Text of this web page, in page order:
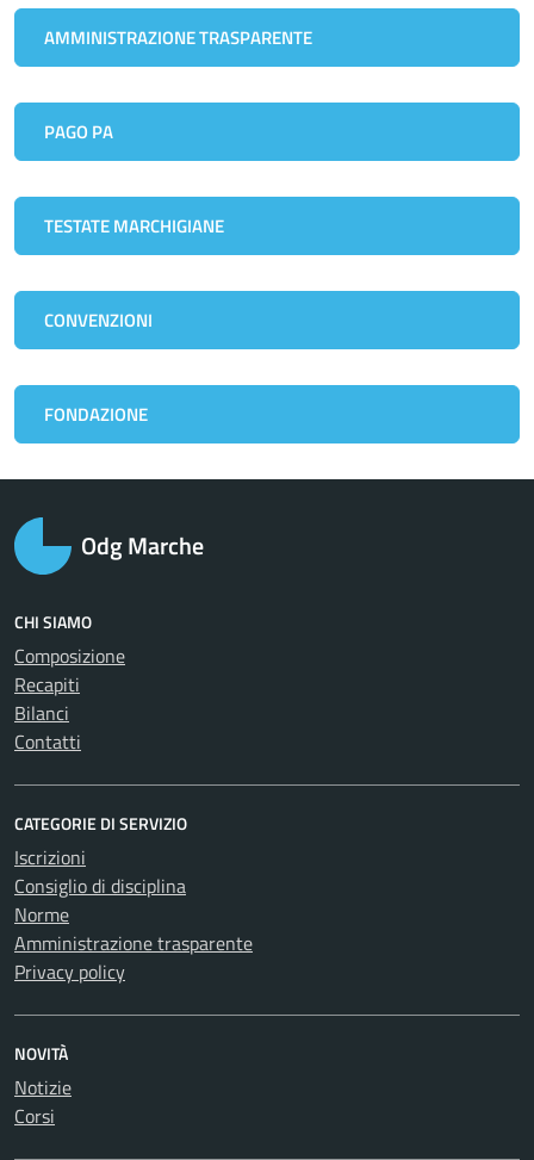
AMMINISTRAZIONE TRASPARENTE
PAGO PA
TESTATE MARCHIGIANE
CONVENZIONI
FONDAZIONE
Odg Marche
CHI SIAMO
Composizione
Recapiti
Bilanci
Contatti
CATEGORIE DI SERVIZIO
Iscrizioni
Consiglio di disciplina
Norme
Amministrazione trasparente
Privacy policy
NOVITÀ
Notizie
Corsi